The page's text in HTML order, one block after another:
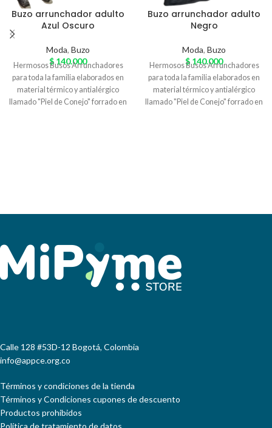
Buzo arrunchador adulto
Azul Oscuro
Moda, Buzo
$ 140.000
Hermosos Busos Arrunchadores
para toda la familia elaborados en
material térmico y antialérgico
llamado "Piel de Conejo" forrado en
Buzo arrunchador adulto
Negro
Moda, Buzo
$ 140.000
Hermosos Busos Arrunchadores
para toda la familia elaborados en
material térmico y antialérgico
llamado "Piel de Conejo" forrado en
Calle 128 #53D-12 Bogotá, Colombia
info@appce.org.co
Términos y condiciones de la tienda
Términos y Condiciones cupones de descuento
Productos prohibidos
Política de tratamiento de datos